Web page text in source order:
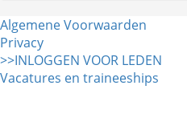
Algemene Voorwaarden
Privacy
>>INLOGGEN VOOR LEDEN
Vacatures en traineeships